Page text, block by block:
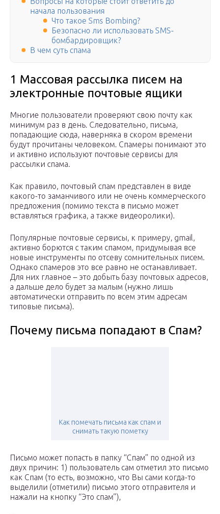
начала пользования
Что такое Sms Bombing?
Безопасно ли использовать SMS-
бомбардировщик?
В чем суть спама
1 Массовая рассылка писем на
электронные почтовые ящики
Многие пользователи проверяют свою почту как
минимум раз в день. Следовательно, письма,
попадающие сюда, наверняка в скором времени
будут прочитаны человеком. Спамеры понимают это
и активно используют почтовые сервисы для
рассылки спама.
Как правило, почтовый спам представлен в виде
какого-то заманчивого или не очень коммерческого
предложения (помимо текста в письмо может
вставляться графика, а также видеоролики).
Популярные почтовые сервисы, к примеру, gmail,
активно борются с таким спамом, придумывая все
новые инструменты по отсеву сомнительных писем.
Однако спамеров это все равно не останавливает.
Для них главное – это добыть базу почтовых адресов,
а дальше дело будет за малым (нужно лишь
автоматически отправить по всем этим адресам
типовые письма).
Почему письма попадают в Спам?
Как помечать письма как спам и
снимать такую пометку
Письмо может попасть в папку “Спам” по одной из
двух причин: 1) пользователь сам отметил это письмо
как Спам (то есть, возможно, что Вы сами когда-то
выделили (отметили) письмо этого отправителя и
нажали на кнопку “Это спам”),